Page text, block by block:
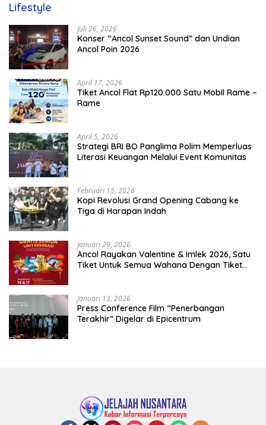
Lifestyle
Juli 26, 2026
Konser “Ancol Sunset Sound” dan Undian
Ancol Poin 2026
April 17, 2026
Tiket Ancol Flat Rp120.000 Satu Mobil Rame –
Rame
April 5, 2026
​Strategi BRI BO Panglima Polim Memperluas
Literasi Keuangan Melalui Event Komunitas
Februari 15, 2026
Kopi Revolusi Grand Opening Cabang ke
Tiga di Harapan Indah
Januari 29, 2026
Ancol Rayakan Valentine & Imlek 2026, Satu
Tiket Untuk Semua Wahana Dengan Tiket
Januari 13, 2026
Press Conference Film “Penerbangan
Terakhir” Digelar di Epicentrum